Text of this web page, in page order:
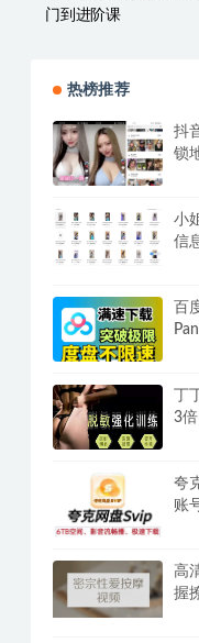
门到进阶课
热榜推荐
抖
锁
小
信
百
丁
3倍
夸
账
高
握